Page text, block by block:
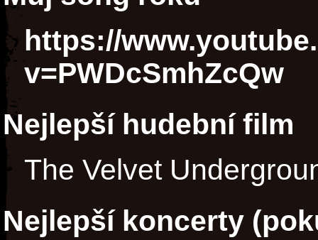
https://
v=PWDcSmhZcQw
Nejlepší hudební film
The Velvet
Nejlepší koncerty